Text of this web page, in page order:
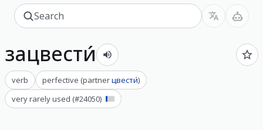
зацвести́
verb perfective (partnerцвести́)
very rarely used (#24050)